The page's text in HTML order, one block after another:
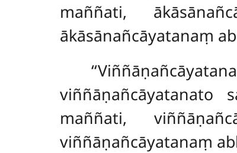
maññati,
ākāsānañcāyatanaṃ
viññāṇañcāyatanato
maññati,
viññāṇañcāyatanaṃ